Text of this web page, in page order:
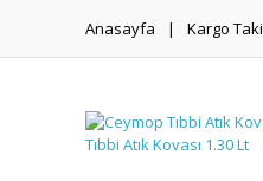
Anasayfa Kargo